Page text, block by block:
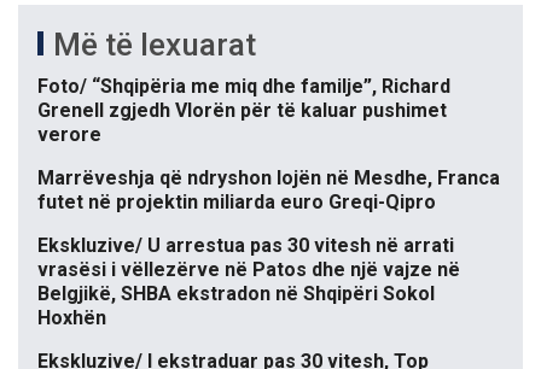
Më të lexuarat
Foto/ “Shqipëria me miq dhe familje”, Richard
Grenell zgjedh Vlorën për të kaluar pushimet
verore
Marrëveshja që ndryshon lojën në Mesdhe, Franca
futet në projektin miliarda euro Greqi-Qipro
Ekskluzive/ U arrestua pas 30 vitesh në arrati
vrasësi i vëllezërve në Patos dhe një vajze në
Belgjikë, SHBA ekstradon në Shqipëri Sokol
Hoxhën
Ekskluzive/ I ekstraduar pas 30 vitesh, Top